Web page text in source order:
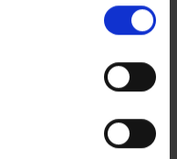
in qualsiasi
o facendo clic
tua posizione
di qualche